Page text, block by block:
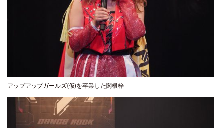
アップアップガールズ(仮)を卒業した関根梓